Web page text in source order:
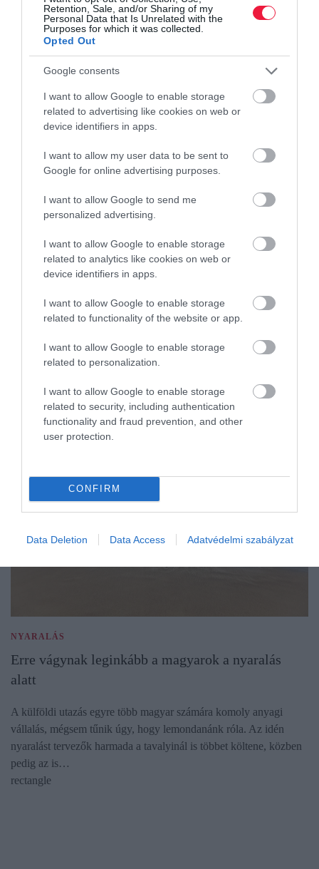
Retention, Sale, and/or Sharing of my
Personal Data that Is Unrelated with the
Purposes for which it was collected.
Opted Out
Google consents
I want to allow Google to enable storage
related to advertising like cookies on web or
device identifiers in apps.
I want to allow my user data to be sent to
Google for online advertising purposes.
I want to allow Google to send me
personalized advertising.
I want to allow Google to enable storage
related to analytics like cookies on web or
device identifiers in apps.
I want to allow Google to enable storage
related to functionality of the website or app.
I want to allow Google to enable storage
related to personalization.
I want to allow Google to enable storage
related to security, including authentication
functionality and fraud prevention, and other
user protection.
CONFIRM
Data Deletion Data Access Adatvédelmi szabályzat
Gyilkos munkahelyi stressz: ennyi áldozatot szed
évente
A Nemzetközi Munkaügyi Szervezet (ILO) legfrissebb globális
jelentése sokkoló adatokkal mutatja meg, hogy a rosszul
megszervezett munka, a túlóra és a munkahelyi zaklatás ma már
közvetlen…
NYARALÁS
Erre vágynak leginkább a magyarok a nyaralás
alatt
A külföldi utazás egyre több magyar számára komoly anyagi
vállalás, mégsem tűnik úgy, hogy lemondanánk róla. Az idén
nyaralást tervezők harmada a tavalyinál is többet költene, közben
pedig az is…
rectangle